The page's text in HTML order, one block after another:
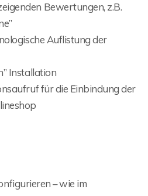
Bewertungen, z.B.
Auflistung der
Installation
für die Einbindung der
– wie im